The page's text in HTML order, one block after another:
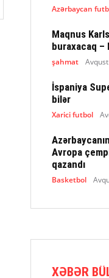
Azərbaycan
Maqnus
buraxacaq –
şahmat
İspaniya
bilər
Xarici futbol
Avropa
qazandı
Basketbol
XƏBƏR